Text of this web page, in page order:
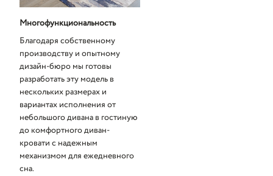
Многофункциональность
Благодаря собственному
производству и опытному
дизайн-бюро мы готовы
разработать эту модель в
нескольких размерах и
вариантах исполнения от
небольшого дивана в гостиную
до комфортного диван-
кровати с надежным
механизмом для ежедневного
сна.